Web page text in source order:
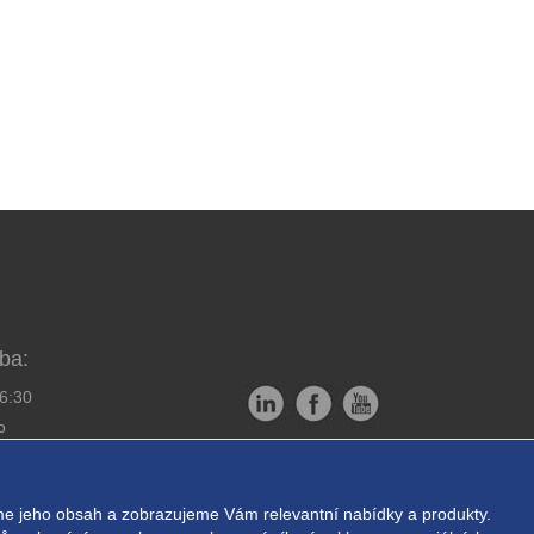
jeho obsah a zobrazujeme Vám relevantní nabídky a produkty.
Powered by ABRA E-shop